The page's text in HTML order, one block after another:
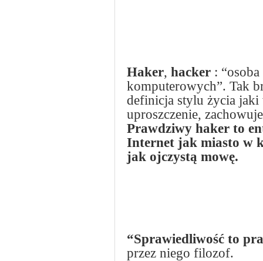
Haker, hacker :
komputerowych”. Tak
definicja stylu życia jaki
uproszczenie,
Prawdziwy haker to
Internet jak miasto w
jak ojczystą mowę.
“Sprawiedliwość to
przez niego filozof.